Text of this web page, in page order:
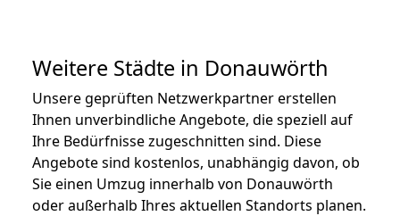
Weitere Städte in Donauwörth
Unsere geprüften Netzwerkpartner erstellen
Ihnen unverbindliche Angebote, die speziell auf
Ihre Bedürfnisse zugeschnitten sind. Diese
Angebote sind kostenlos, unabhängig davon, ob
Sie einen Umzug innerhalb von Donauwörth
oder außerhalb Ihres aktuellen Standorts planen.